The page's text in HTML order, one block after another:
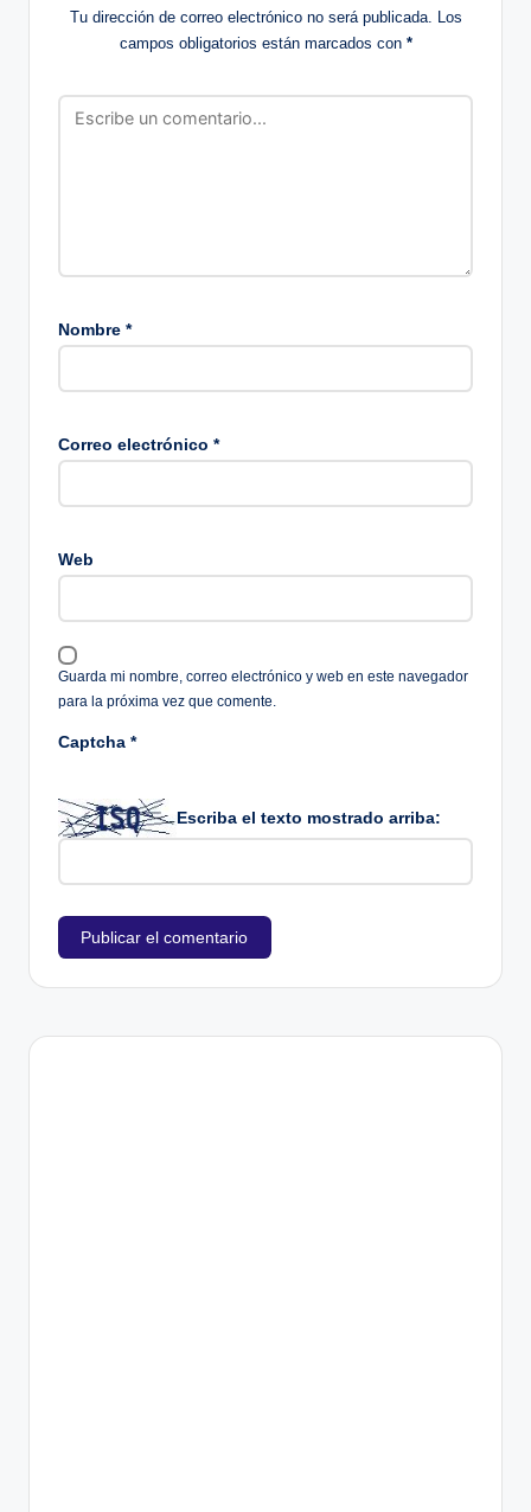
Tu dirección de correo electrónico no será publicada. Los
campos obligatorios están marcados con *
Nombre *
Correo electrónico *
Web
Guarda mi nombre, correo electrónico y web en este navegador
para la próxima vez que comente.
Captcha *
Escriba el texto mostrado arriba: